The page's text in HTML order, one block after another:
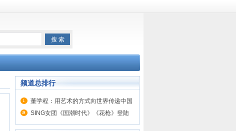
频道总排行
董学程：用艺术的方式向世界传递中国
声音
SING女团《国潮时代》《花枪》登陆
央视音乐频道